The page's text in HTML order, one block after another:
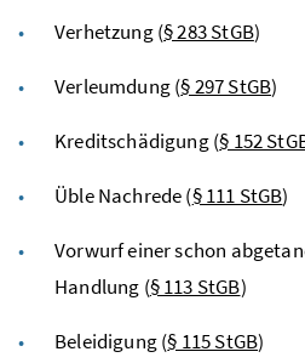
Verhetzung (§ 283 StGB)
Verleumdung (§ 297 StGB)
Kreditschädigung (§ 152
Üble Nachrede (§ 111 StGB)
Vorwurf einer schon
Handlung (§ 113 StGB)
Beleidigung (§ 115 StGB)